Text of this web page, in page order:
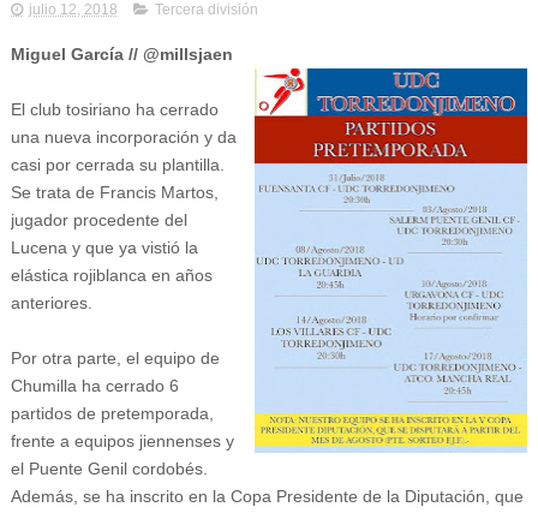
julio 12, 2018 Tercera división
Miguel García // @millsjaen
El club tosiriano ha cerrado
una nueva incorporación y da
casi por cerrada su plantilla.
Se trata de Francis Martos,
jugador procedente del
Lucena y que ya vistió la
elástica rojiblanca en años
anteriores.
Por otra parte, el equipo de
Chumilla ha cerrado 6
partidos de pretemporada,
frente a equipos jiennenses y
el Puente Genil cordobés.
Además, se ha inscrito en la Copa Presidente de la Diputación, que